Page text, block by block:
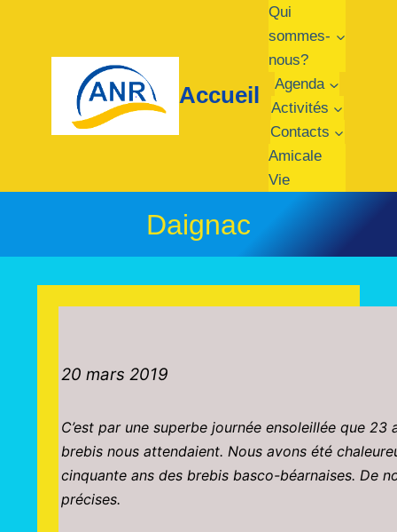
contenu
Accueil
Qui
sommes-
nous?
Agenda
Activités
Contacts
Amicale
Vie
Daignac
20 mars 2019 Visite
C’est par une superbe journée ensoleillée que
brebis nous attendaient. Nous avons été
cinquante ans des brebis basco-béarnaises. De
précises.